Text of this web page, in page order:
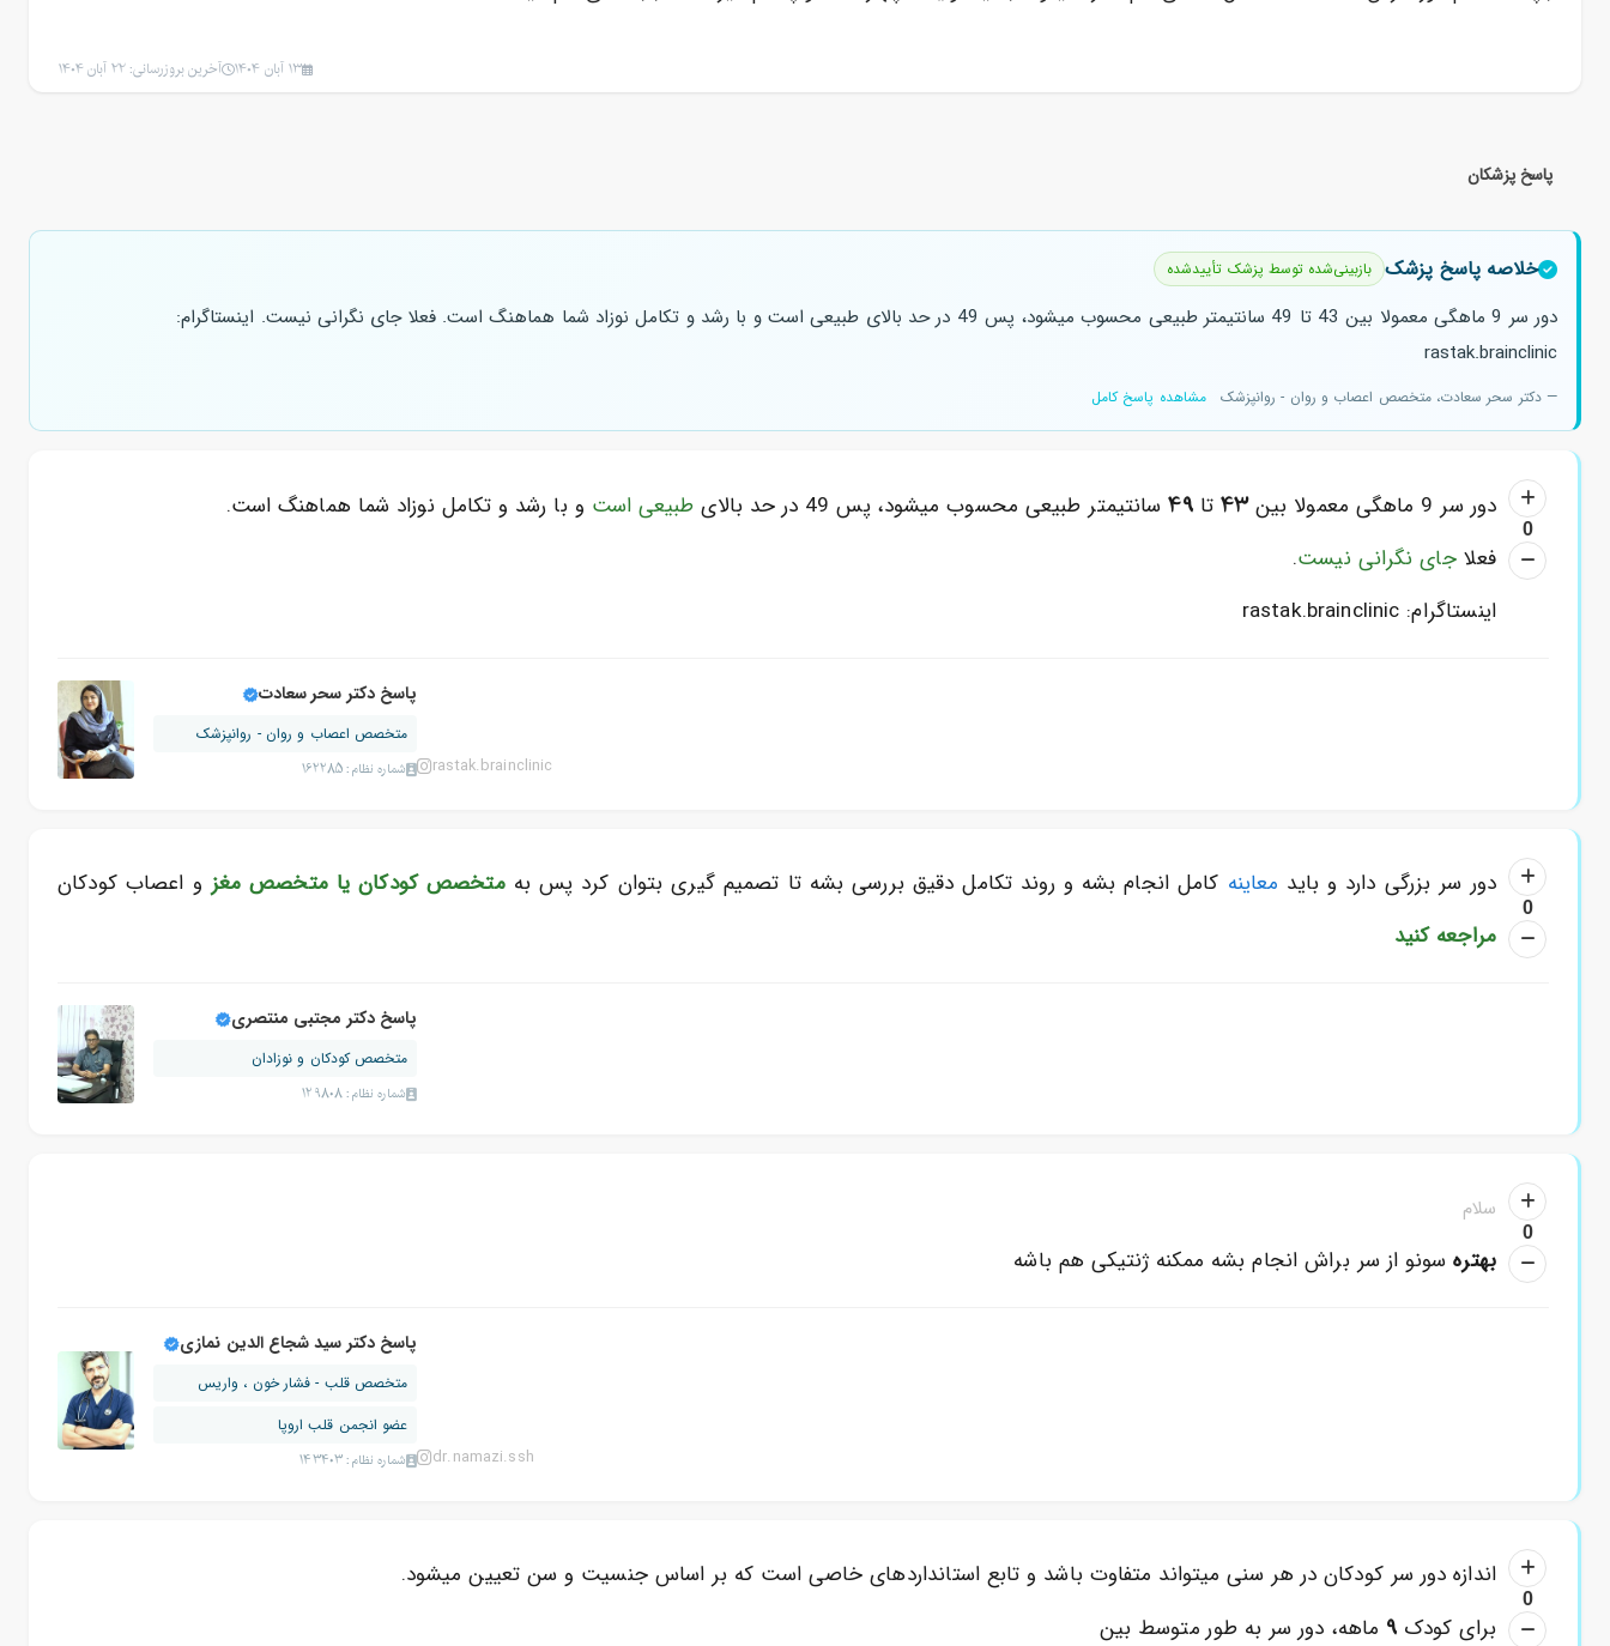
13 آبان 1404 آخرین بروزرسانی: 22 آبان 1404
پاسخ پزشکان
خلاصه پاسخ پزشک بازبینی‌شده توسط پزشک تأییدشده
دور سر 9 ماهگی معمولا بین 43 تا 49 سانتیمتر طبیعی محسوب میشود، پس 49 در حد بالای طبیعی است و با رشد و تکامل نوزاد شما هماهنگ است. فعلا جای نگرانی نیست. اینستاگرام:
rastak.brainclinic
— دکتر سحر سعادت، متخصص اعصاب و روان - روانپزشک مشاهده پاسخ کامل
0
دور سر 9 ماهگی معمولا بین 43 تا49سانتیمتر طبیعی محسوب میشود، پس 49 در حد بالای طبیعی است و با رشد و تکامل نوزاد شما هماهنگ است.
فعلاجای نگرانی نیست.
اینستاگرام: rastak.brainclinic
پاسخ دکتر سحر سعادت
متخصص اعصاب و روان - روانپزشک
شماره نظام: 162285 rastak.brainclinic
0
دور سر بزرگی دارد و باید معاینه کامل انجام بشه و روند تکامل دقیق بررسی بشه تا تصمیم گیری بتوان کرد پس بهمتخصص کودکان یا متخصص مغز و اعصاب کودکان
مراجعه کنید
پاسخ دکتر مجتبی منتصری
متخصص کودکان و نوزادان
شماره نظام: 129808
0
سلام
بهترهسونو از سر براش انجام بشه ممکنه ژنتیکی هم باشه
پاسخ دکتر سید شجاع الدین نمازی
متخصص قلب - فشار خون ، واریس
عضو انجمن قلب اروپا
شماره نظام: 143403 dr.namazi.ssh
0
اندازه دور سر کودکان در هر سنی میتواند متفاوت باشد و تابع استانداردهای خاصی است که بر اساس جنسیت و سن تعیین میشود.
برای کودک 9 ماهه، دور سر به طور متوسط بین